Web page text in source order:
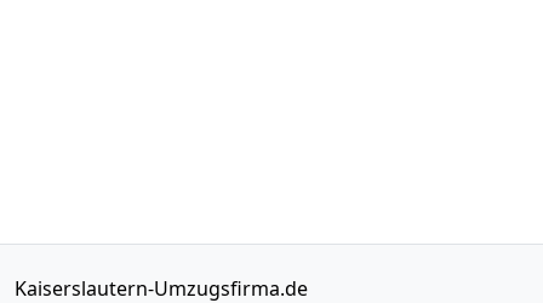
Kaiserslautern-Umzugsfirma.de